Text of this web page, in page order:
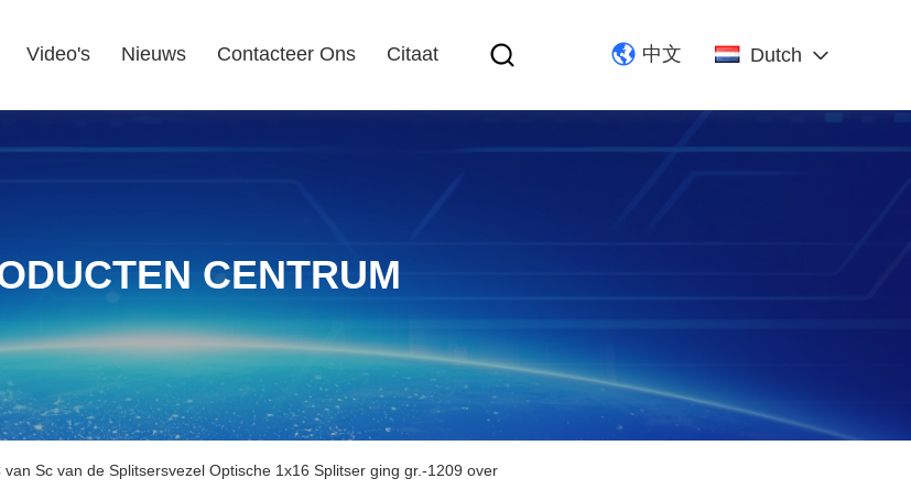
Video's Nieuws Contacteer Ons Citaat 中文 Dutch
CENTRUM
van Sc van de Splitsersvezel Optische 1x16 Splitser ging gr.-1209 over